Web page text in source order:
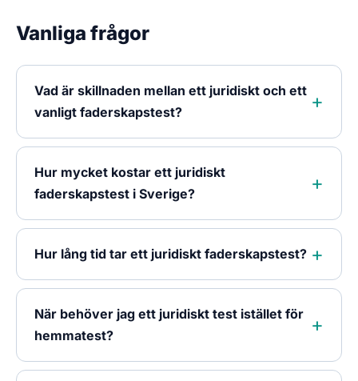
Vanliga frågor
Vad är skillnaden mellan ett juridiskt och ett
vanligt faderskapstest?
Hur mycket kostar ett juridiskt
faderskapstest i Sverige?
Hur lång tid tar ett juridiskt faderskapstest?
När behöver jag ett juridiskt test istället för
hemmatest?